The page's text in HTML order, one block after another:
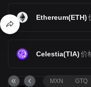
Ethereum(ETH)
Celestia(TIA)价
MXN GTQ